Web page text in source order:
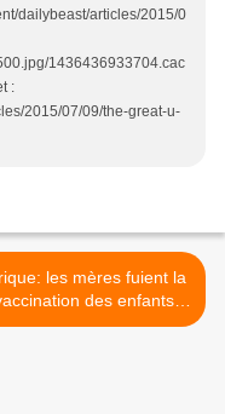
dailybeast/articles/2015/0
1436436933704.cac
:
2015/07/09/the-great-u-
les mères fuient la
des enfants
suite aux craintes